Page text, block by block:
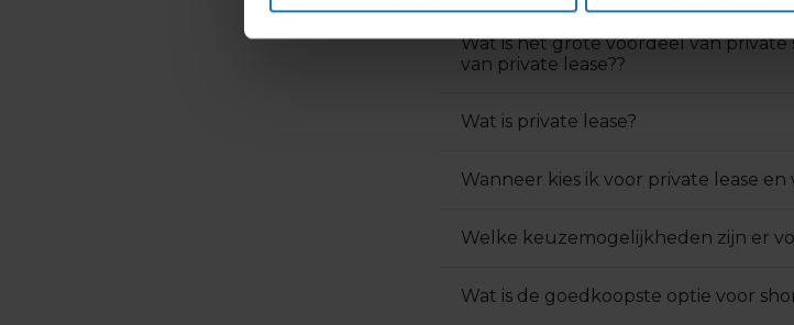
Wat is het grote voordeel van
van private lease??
Wat is private lease?
Wanneer kies ik voor private lease
Welke keuzemogelijkheden zijn er
Wat is de goedkoopste optie voor